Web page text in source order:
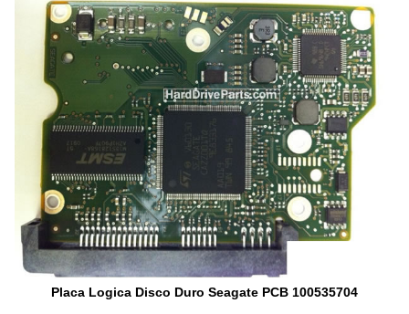
Placa Logica Disco Duro Seagate PCB 100535704